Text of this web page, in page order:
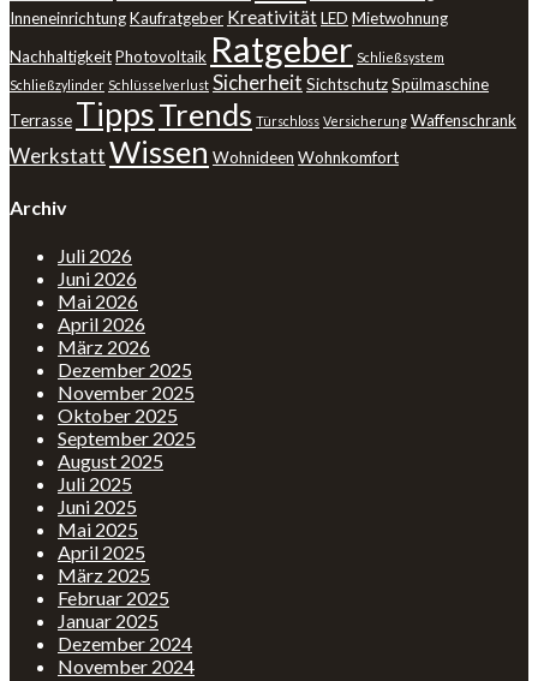
InneneinrichtungKaufratgeber KreativitätLED Mietwohnung
NachhaltigkeitPhotovoltaik Ratgeber Schließsystem
Schließzylinder Schlüsselverlust Sicherheit SichtschutzSpülmaschine
Terrasse TippsTrends Türschloss Versicherung Waffenschrank
WerkstattWissen Wohnideen Wohnkomfort
Archiv
Juli 2026
Juni 2026
Mai 2026
April 2026
März 2026
Dezember 2025
November 2025
Oktober 2025
September 2025
August 2025
Juli 2025
Juni 2025
Mai 2025
April 2025
März 2025
Februar 2025
Januar 2025
Dezember 2024
November 2024